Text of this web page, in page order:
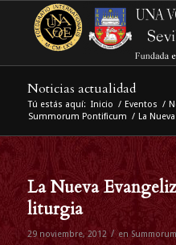
Noticias actualidad
Tú estás aquí: Inicio / Eventos /
Summorum Pontificum / La
La Nueva
liturgia
29 noviembre, 2012 / en